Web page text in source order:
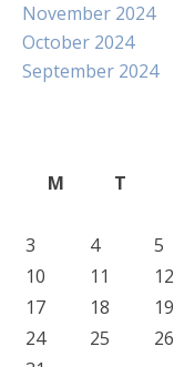
November 2024
October 2024
September 2024
M
T
3
4 5
10
11 12
17
18 19
24
25 26